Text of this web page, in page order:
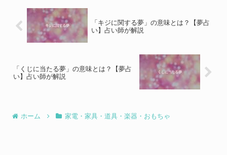
「キジに関する夢」の意味とは？【夢占
い】占い師が解説
「くじに当たる夢」の意味とは？【夢占
い】占い師が解説
ホーム 家電・家具・道具・楽器・おもちゃ